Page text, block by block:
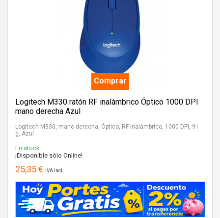
Comprar
Logitech M330 ratón RF inalámbrico Óptico 1000 DPI
mano derecha Azul
Logitech M330, mano derecha, Óptico, RF inalámbrico, 1000 DPI, 91
g, Azul
En stock
¡Disponible sólo Online!
25,35 € IVA Incl.